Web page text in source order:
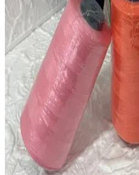
Alize Puffy 485 ve El Örgü 262
ve kullanım kolaylığıyla öne
özellikleriyle örgü projelerine
Alize 5 Adet Orta Gri El
İnceleme ve Kullanım
Alize markasının orta gri renkli,
adet el örgü ipliği, kullanımı
uygun, bakım talimatlarına uygun
Kırmızı Yumşak Saplı
Saplı Örgü Tığı